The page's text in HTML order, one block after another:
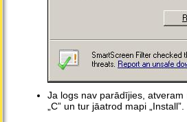
Ja logs nav parādījies,
„C” un tur jāatrod mapi „Install”.